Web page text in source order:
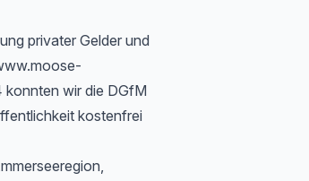
privater Gelder und
wir die DGfM
kostenfrei